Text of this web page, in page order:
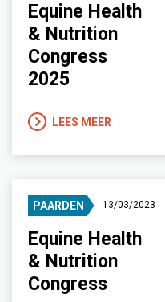
Equine Health
& Nutrition
Congress
2025
LEES MEER
PAARDEN 13/03/2023
Equine Health
& Nutrition
Congress